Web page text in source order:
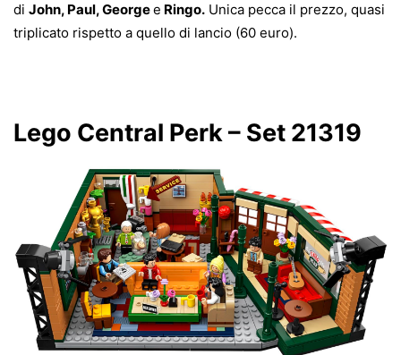
di John, Paul, Georgee Ringo. Unica pecca il prezzo, quasi
triplicato rispetto a quello di lancio (60 euro).
Lego Central Perk – Set 21319